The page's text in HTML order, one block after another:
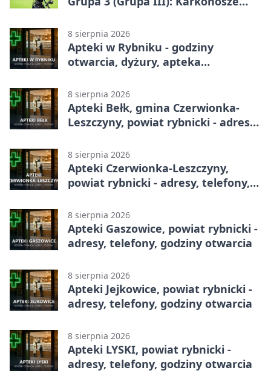
8 sierpnia 2026
Apteki w Rybniku - godziny
otwarcia, dyżury, apteka
8 sierpnia 2026
Apteki Bełk, gmina Czerwionka-
Leszczyny, powiat rybnicki - adresy,
8 sierpnia 2026
Apteki Czerwionka-Leszczyny,
powiat rybnicki - adresy, telefony,
8 sierpnia 2026
Apteki Gaszowice, powiat rybnicki -
adresy, telefony, godziny otwarcia
8 sierpnia 2026
Apteki Jejkowice, powiat rybnicki -
adresy, telefony, godziny otwarcia
8 sierpnia 2026
Apteki LYSKI, powiat rybnicki -
adresy, telefony, godziny otwarcia